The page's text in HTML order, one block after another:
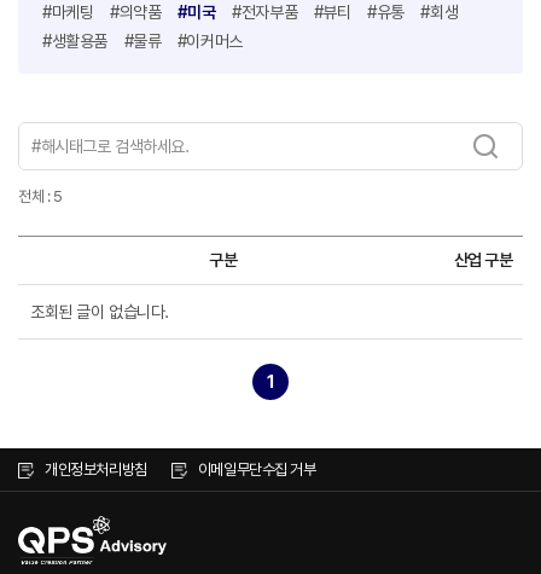
#마케팅
#의약품 #미국 #전자부품 #뷰티 #유통
#회생
#생활용품
#물류 #이커머스
전체 : 5
구분 산업 구분
조회된 글이 없습니다.
1
개인정보처리방침 이메일무단수집 거부